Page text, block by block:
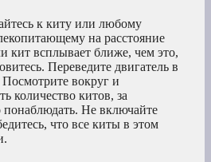
к киту или любому
на расстояние
кит всплывает ближе, чем это,
Переведите двигатель в
вокруг и
количество китов, за
Не включайте
что все киты в этом